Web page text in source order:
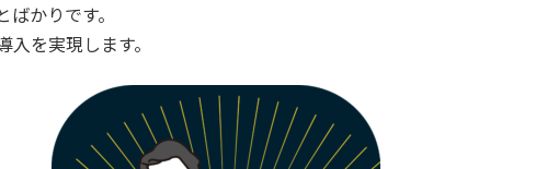
かりです。
入を実現します。